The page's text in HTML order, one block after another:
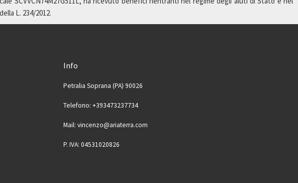
L. 234/2012.
Info
Petralia Soprana (PA) 90026
Telefono: +393473237734
Mail: vincenzo@ariaterra.com
P. IVA: 04531020826